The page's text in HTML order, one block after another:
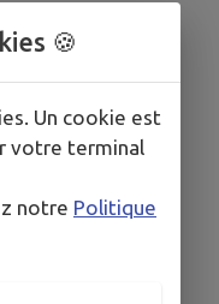
⚠ 🍪
Un cookie est
votre terminal
notre Politique